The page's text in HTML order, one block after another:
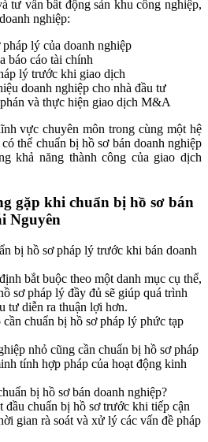
tư vấn bất động sản khu công nghiệp,
nghiệp:
lý của doanh nghiệp
báo cáo tài chính
lý trước khi giao dịch
doanh nghiệp cho nhà đầu tư
và thực hiện giao dịch M&A
vực chuyên môn trong cùng một hệ
thể chuẩn bị hồ sơ bán doanh nghiệp
khả năng thành công của giao dịch
gặp khi chuẩn bị hồ sơ bán
Nguyên
bị hồ sơ pháp lý trước khi bán doanh
bắt buộc theo một danh mục cụ thể,
sơ pháp lý đầy đủ sẽ giúp quá trình
tư diễn ra thuận lợi hơn.
chuẩn bị hồ sơ pháp lý phức tạp
nhỏ cũng cần chuẩn bị hồ sơ pháp
tính hợp pháp của hoạt động kinh
bị hồ sơ bán doanh nghiệp?
đầu chuẩn bị hồ sơ trước khi tiếp cận
gian rà soát và xử lý các vấn đề pháp